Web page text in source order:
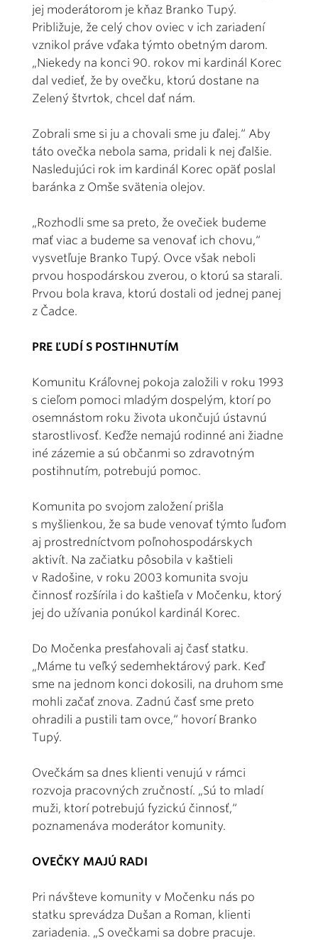
jej moderátorom je kňaz Branko Tupý.
Približuje, že celý chov oviec v ich zariadení
vznikol práve vďaka týmto obetným darom.
„Niekedy na konci 90. rokov mi kardinál Korec
dal vedieť, že by ovečku, ktorú dostane na
Zelený štvrtok, chcel dať nám.
Zobrali sme si ju a chovali sme ju ďalej.“ Aby
táto ovečka nebola sama, pridali k nej ďalšie.
Nasledujúci rok im kardinál Korec opäť poslal
baránka z Omše svätenia olejov.
„Rozhodli sme sa preto, že ovečiek budeme
mať viac a budeme sa venovať ich chovu,“
vysvetľuje Branko Tupý. Ovce však neboli
prvou hospodárskou zverou, o ktorú sa starali.
Prvou bola krava, ktorú dostali od jednej panej
z Čadce.
PRE ĽUDÍ S POSTIHNUTÍM
Komunitu Kráľovnej pokoja založili v roku 1993
s cieľom pomoci mladým dospelým, ktorí po
osemnástom roku života ukončujú ústavnú
starostlivosť. Keďže nemajú rodinné ani žiadne
iné zázemie a sú občanmi so zdravotným
postihnutím, potrebujú pomoc.
Komunita po svojom založení prišla
s myšlienkou, že sa bude venovať týmto ľuďom
aj prostredníctvom poľnohospodárskych
aktivít. Na začiatku pôsobila v kaštieli
v Radošine, v roku 2003 komunita svoju
činnosť rozšírila i do kaštieľa v Močenku, ktorý
jej do užívania ponúkol kardinál Korec.
Do Močenka presťahovali aj časť statku.
„Máme tu veľký sedemhektárový park. Keď
sme na jednom konci dokosili, na druhom sme
mohli začať znova. Zadnú časť sme preto
ohradili a pustili tam ovce,“ hovorí Branko
Tupý.
Ovečkám sa dnes klienti venujú v rámci
rozvoja pracovných zručností. „Sú to mladí
muži, ktorí potrebujú fyzickú činnosť,“
poznamenáva moderátor komunity.
OVEČKY MAJÚ RADI
Pri návšteve komunity v Močenku nás po
statku sprevádza Dušan a Roman, klienti
zariadenia. „S ovečkami sa dobre pracuje.